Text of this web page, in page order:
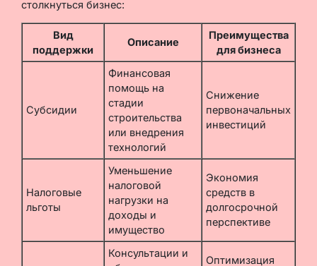
столкнуться бизнес:
Вид
поддержки
Описание
Преимущества
для бизнеса
Субсидии
Финансовая
помощь на
стадии
строительства
или внедрения
технологий
Снижение
первоначальных
инвестиций
Налоговые
льготы
Уменьшение
налоговой
нагрузки на
доходы и
имущество
Экономия
средств в
долгосрочной
перспективе
Консультации и
Оптимизация